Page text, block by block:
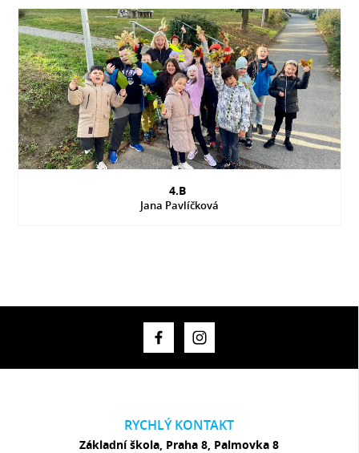
4.B
Jana Pavlíčková
RYCHLÝ KONTAKT
Základní škola, Praha 8, Palmovka 8